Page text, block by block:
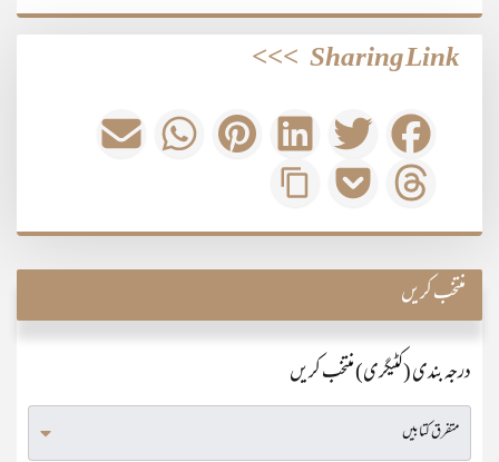
Sharing Link
>>>
منتخب کریں
درجہ بندی (کٹیگری) منتخب کریں